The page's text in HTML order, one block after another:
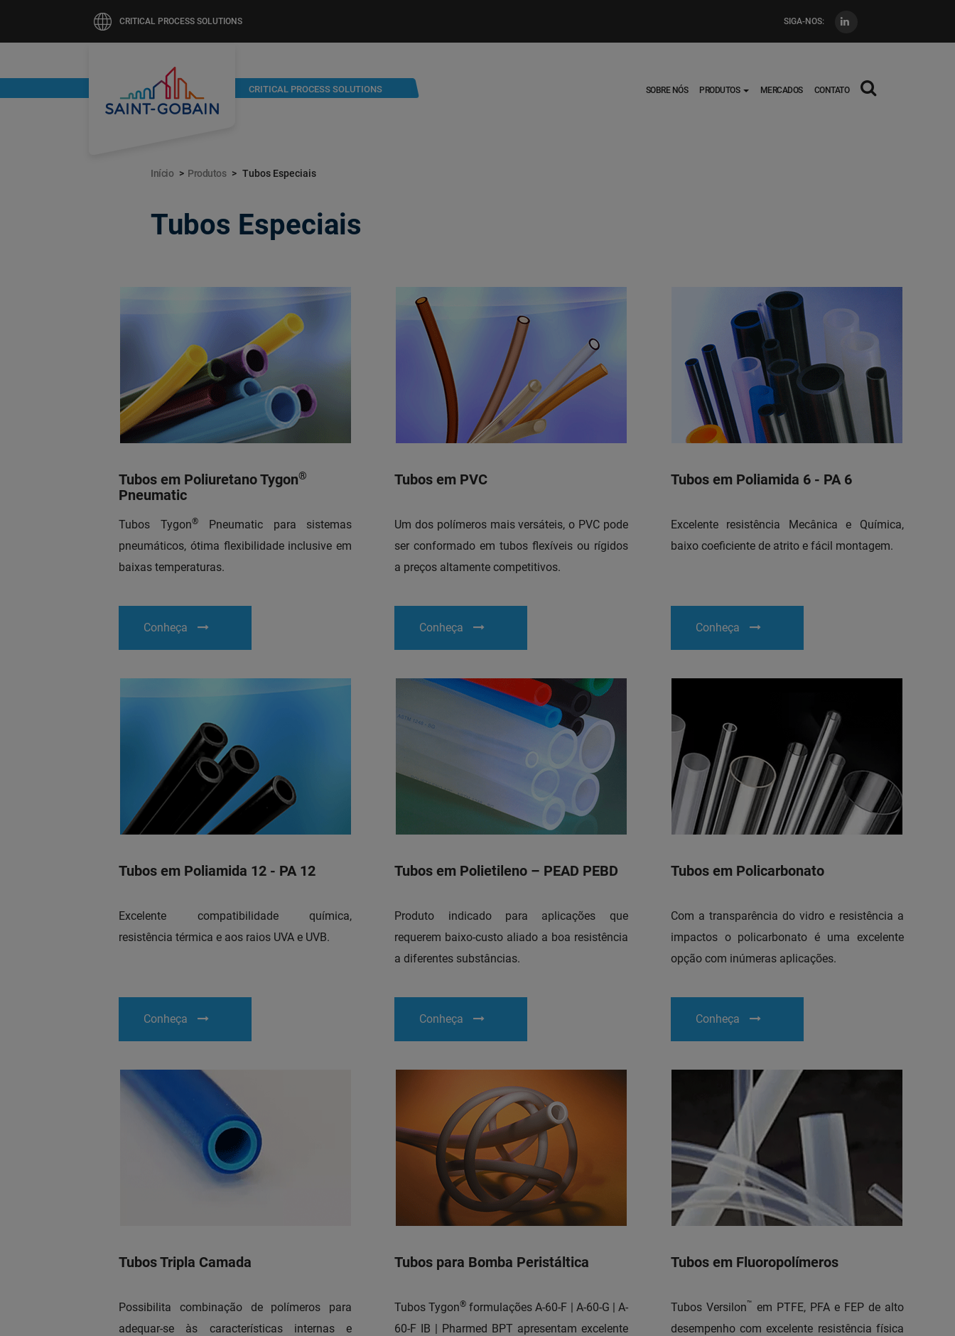
Pular
CRITICAL PROCESS SOLUTIONS SIGA-NOS:
CRITICAL PROCESS SOLUTIONS
Main
SOBRE NÓS PRODUTOS MERCADOS CONTATO
Início Produtos Tubos Especiais
Tubos Especiais
Tubos em Poliuretano Tygon®
Pneumatic
Tubos Tygon®Pneumatic para sistemas
pneumáticos, ótima flexibilidade inclusive em
baixas temperaturas.
Conheça
Tubos em PVC
Um dos polímeros mais versáteis, o PVC pode
ser conformado em tubos flexíveis ou rígidos
a preços altamente competitivos.
Conheça
Tubos em Poliamida 6 - PA 6
Excelente resistência Mecânica e Química,
baixo coeficiente de atrito e fácil montagem.
Conheça
Tubos em Poliamida 12 - PA 12
Excelente compatibilidade química,
resistência térmica e aos raios UVA e UVB.
Conheça
Tubos em Polietileno – PEAD PEBD
Produto indicado para aplicações que
requerem baixo-custo aliado a boa resistência
a diferentes substâncias.
Conheça
Tubos em Policarbonato
Com a transparência do vidro e resistência a
impactos o policarbonato é uma excelente
opção com inúmeras aplicações.
Conheça
Tubos Tripla Camada
Possibilita combinação de polímeros para
adequar-se às características internas e
Tubos para Bomba Peristáltica
Tubos Tygon® formulações A-60-F | A-60-G | A-
60-F IB | Pharmed BPT apresentam excelente
Tubos em Fluoropolímeros
Tubos Versilon™ em PTFE, PFA e FEP de alto
desempenho com excelente resistência física